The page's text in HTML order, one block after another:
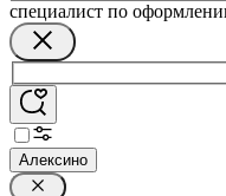
специалист по
Алексино